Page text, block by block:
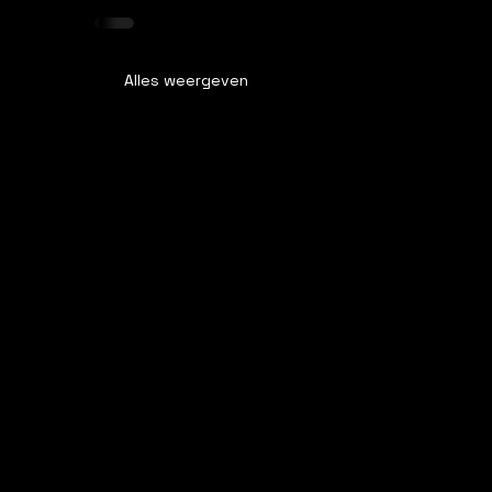
Alles weergeven